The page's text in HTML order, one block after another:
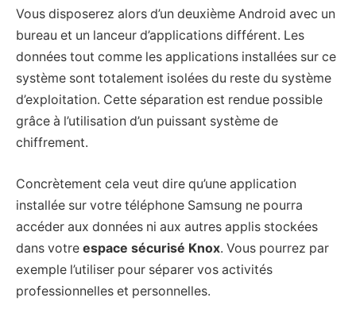
Vous disposerez alors d’un deuxième Android avec un
bureau et un lanceur d’applications différent. Les
données tout comme les applications installées sur ce
système sont totalement isolées du reste du système
d’exploitation. Cette séparation est rendue possible
grâce à l’utilisation d’un puissant système de
chiffrement.
Concrètement cela veut dire qu’une application
installée sur votre téléphone Samsung ne pourra
accéder aux données ni aux autres applis stockées
dans votre espace sécurisé Knox. Vous pourrez par
exemple l’utiliser pour séparer vos activités
professionnelles et personnelles.